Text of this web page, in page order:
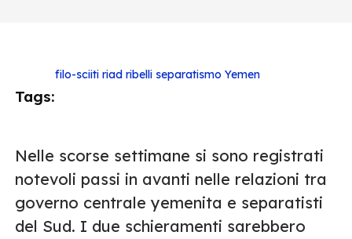
Tags:
filo-sciiti riad ribelli separatismo Yemen
Nelle scorse settimane si sono registrati
notevoli passi in avanti nelle relazioni tra
governo centrale yemenita e separatisti
del Sud. I due schieramenti sarebbero